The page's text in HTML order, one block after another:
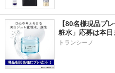
【80名様現品プ
粧水」応募は本日
トランシーノ